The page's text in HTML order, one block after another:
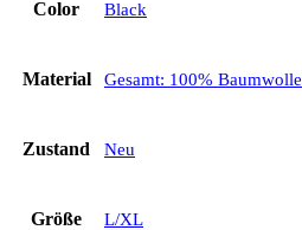
Color Black
Material Gesamt: 100% Baumwolle
Zustand Neu
Größe L/XL